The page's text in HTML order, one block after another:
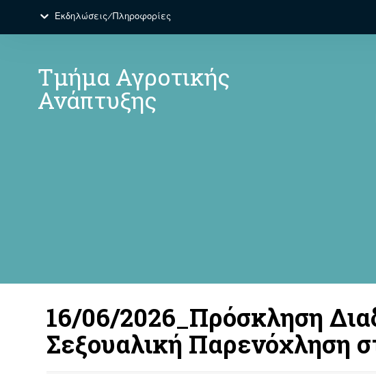
Εκδηλώσεις/Πληροφορίες
Τμήμα Αγροτικής
Ανάπτυξης
16/06/2026_Πρόσκληση
Σεξουαλική Παρενόχληση